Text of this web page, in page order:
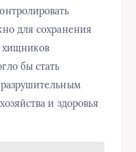
для сохранения
хищников
бы стать
и здоровья